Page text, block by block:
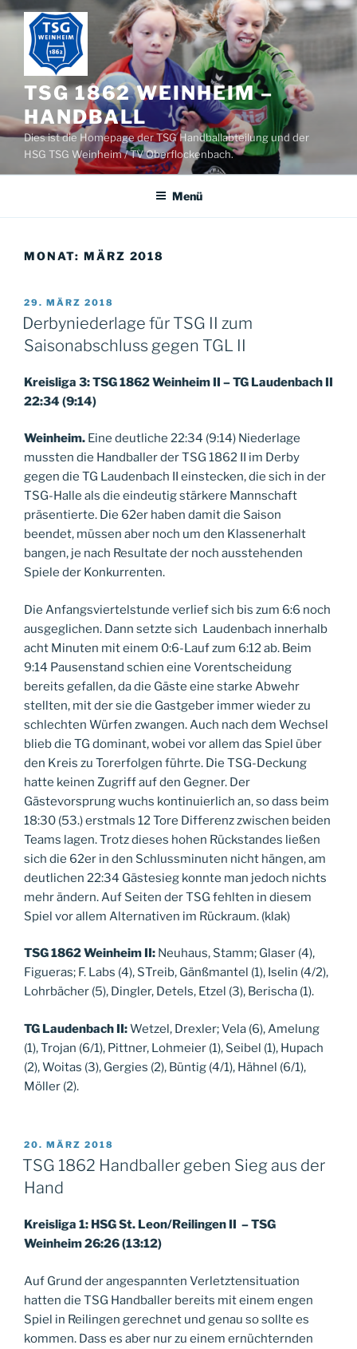
Zum
Inhalt
springen
TSG 1862 WEINHEIM –
HANDBALL
Dies ist die Homepage der TSG Handballabteilung und der
HSG TSG Weinheim / TV Oberflockenbach.
Menü
MONAT: MÄRZ 2018
VERÖFFENTLICHT
AM
29. MÄRZ 2018
Derbyniederlage für TSG II zum
Saisonabschluss gegen TGL II
Kreisliga 3: TSG 1862 Weinheim II – TG Laudenbach II
22:34 (9:14)
Weinheim. Eine deutliche 22:34 (9:14) Niederlage
mussten die Handballer der TSG 1862 II im Derby
gegen die TG Laudenbach II einstecken, die sich in der
TSG-Halle als die eindeutig stärkere Mannschaft
präsentierte. Die 62er haben damit die Saison
beendet, müssen aber noch um den Klassenerhalt
bangen, je nach Resultate der noch ausstehenden
Spiele der Konkurrenten.
Die Anfangsviertelstunde verlief sich bis zum 6:6 noch
ausgeglichen. Dann setzte sich Laudenbach innerhalb
acht Minuten mit einem 0:6-Lauf zum 6:12 ab. Beim
9:14 Pausenstand schien eine Vorentscheidung
bereits gefallen, da die Gäste eine starke Abwehr
stellten, mit der sie die Gastgeber immer wieder zu
schlechten Würfen zwangen. Auch nach dem Wechsel
blieb die TG dominant, wobei vor allem das Spiel über
den Kreis zu Torerfolgen führte. Die TSG-Deckung
hatte keinen Zugriff auf den Gegner. Der
Gästevorsprung wuchs kontinuierlich an, so dass beim
18:30 (53.) erstmals 12 Tore Differenz zwischen beiden
Teams lagen. Trotz dieses hohen Rückstandes ließen
sich die 62er in den Schlussminuten nicht hängen, am
deutlichen 22:34 Gästesieg konnte man jedoch nichts
mehr ändern. Auf Seiten der TSG fehlten in diesem
Spiel vor allem Alternativen im Rückraum. (klak)
TSG 1862 Weinheim II: Neuhaus, Stamm; Glaser (4),
Figueras; F. Labs (4), STreib, Gänßmantel (1), Iselin (4/2),
Lohrbächer (5), Dingler, Detels, Etzel (3), Berischa (1).
TG Laudenbach II:Wetzel, Drexler; Vela (6), Amelung
(1), Trojan (6/1), Pittner, Lohmeier (1), Seibel (1), Hupach
(2), Woitas (3), Gergies (2), Büntig (4/1), Hähnel (6/1),
Möller (2).
VERÖFFENTLICHT
AM
20. MÄRZ 2018
TSG 1862 Handballer geben Sieg aus der
Hand
Kreisliga 1: HSG St. Leon/Reilingen II – TSG
Weinheim 26:26 (13:12)
Auf Grund der angespannten Verletztensituation
hatten die TSG Handballer bereits mit einem engen
Spiel in Reilingen gerechnet und genau so sollte es
kommen. Dass es aber nur zu einem ernüchternden